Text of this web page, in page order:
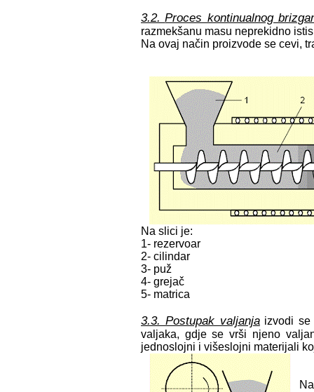
3.2. Proces kontinualnog
razmekšanu masu neprekidno
Na ovaj način proizvode se cevi,
Na slici je:
1- rezervoar
2- cilindar
3- puž
4- grejač
5- matrica
3.3. Postupak valjanja izvodi se
valjaka, gdje se vrši njeno
jednoslojni i višeslojni materijali